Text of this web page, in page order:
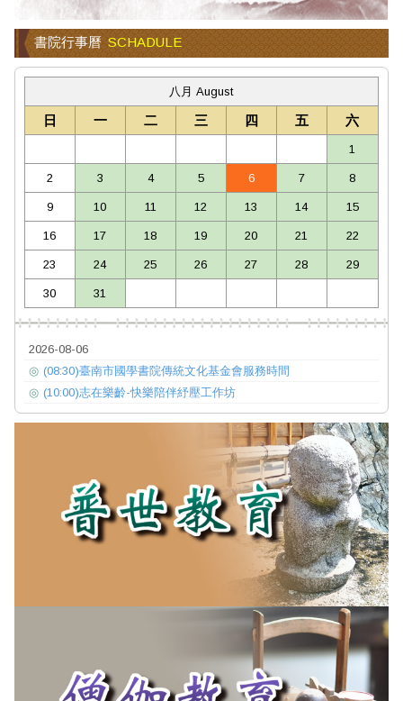
書院行事曆 SCHADULE
八月 August
日 一 二 三 四 五 六
1
2 3 4 5 6 7 8
9 10 11 12 13 14 15
16 17 18 19 20 21 22
23 24 25 26 27 28 29
30 31
2026-08-06
◎ (08:30)臺南市國學書院傳統文化基金會服務時間
◎ (10:00)志在樂齡-快樂陪伴紓壓工作坊